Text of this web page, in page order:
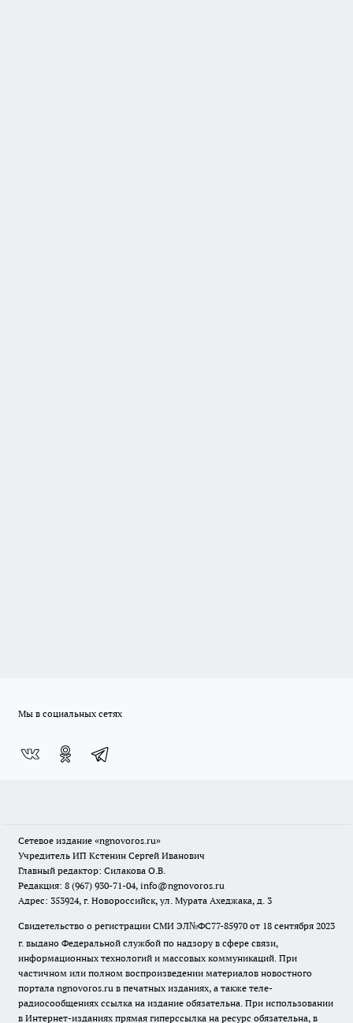
Мы в социальных сетях
Сетевое издание «ngnovoros.ru»
Учредитель ИП Кстенин Сергей Иванович
Главный редактор: Силакова О.В.
Редакция: 8 (967) 930-71-04, info@ngnovoros.ru
Адрес: 353924, г. Новороссийск, ул. Мурата Ахеджака, д. 3
Свидетельство о регистрации СМИ ЭЛ№ФС77-85970 от 18 сентября 2023
г. выдано Федеральной службой по надзору в сфере связи,
информационных технологий и массовых коммуникаций. При
частичном или полном воспроизведении материалов новостного
портала ngnovoros.ru в печатных изданиях, а также теле-
радиосообщениях ссылка на издание обязательна. При использовании
в Интернет-изданиях прямая гиперссылка на ресурс обязательна, в